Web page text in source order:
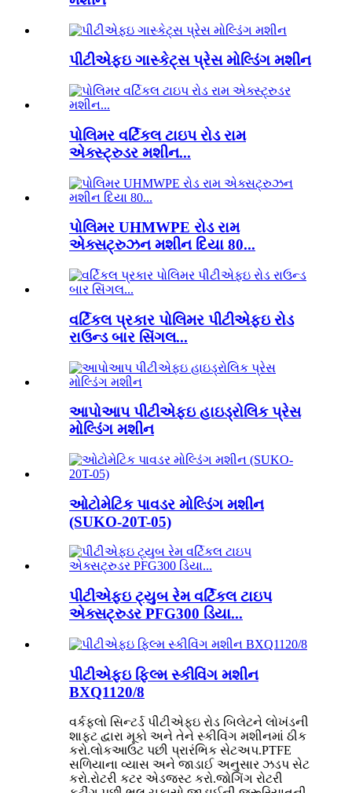
પીટીએફઇ ગાસ્કેટ્સ પ્રેસ મોલ્ડિંગ મશીન
પોલિમર વર્ટિકલ ટાઇપ રોડ રામ
એક્સ્ટ્રુડર મશીન...
પોલિમર UHMWPE રોડ રામ
એક્સટ્રુઝન મશીન દિયા 80...
વર્ટિકલ પ્રકાર પોલિમર પીટીએફઇ રોડ
રાઉન્ડ બાર સિંગલ...
આપોઆપ પીટીએફઇ હાઇડ્રોલિક પ્રેસ
મોલ્ડિંગ મશીન
ઓટોમેટિક પાવડર મોલ્ડિંગ મશીન
(SUKO-20T-05)
પીટીએફઇ ટ્યુબ રેમ વર્ટિકલ ટાઇપ
એક્સટ્રુડર PFG300 ડિયા...
પીટીએફઇ ફિલ્મ સ્કીવિંગ મશીન
BXQ1120/8
વર્કફ્લો સિન્ટર્ડ પીટીએફઇ રોડ બિલેટને લોખંડની
શાફ્ટ દ્વારા મૂકો અને તેને સ્કીવિંગ મશીનમાં ઠીક
કરો.લોકઆઉટ પછી પ્રારંભિક સેટઅપ.PTFE
સળિયાના વ્યાસ અને જાડાઈ અનુસાર ઝડપ સેટ
કરો.રોટરી કટર એડજસ્ટ કરો.જોગિંગ રોટરી